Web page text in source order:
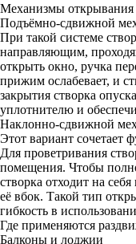
Механизмы открывания
Подъёмно-сдвижной
При такой системе
направляющим,
открыть окно, ручка
прижим ослабевает, и
закрытия створка
уплотнителю и
Наклонно-сдвижной
Этот вариант сочетает
Для проветривания
помещения. Чтобы
створка отходит на
её вбок. Такой тип
гибкость в
Где применяются
Балконы и лоджии